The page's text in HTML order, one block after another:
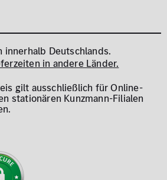
Deutschlands.
in andere Länder.
gilt ausschließlich für Online-
stationären Kunzmann-Filialen